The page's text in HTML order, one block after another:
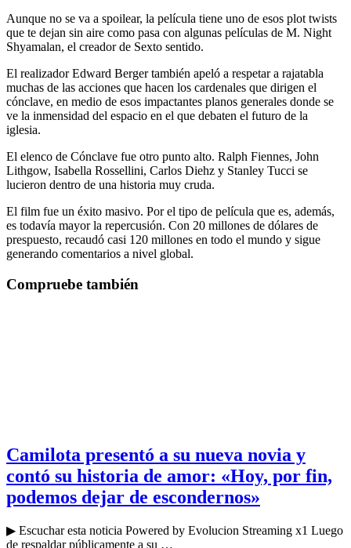
Aunque no se va a spoilear, la película tiene uno de esos plot twists
que te dejan sin aire como pasa con algunas películas de M. Night
Shyamalan, el creador de Sexto sentido.
El realizador Edward Berger también apeló a respetar a rajatabla
muchas de las acciones que hacen los cardenales que dirigen el
cónclave, en medio de esos impactantes planos generales donde se
ve la inmensidad del espacio en el que debaten el futuro de la
iglesia.
El elenco de Cónclave fue otro punto alto. Ralph Fiennes, John
Lithgow, Isabella Rossellini, Carlos Diehz y Stanley Tucci se
lucieron dentro de una historia muy cruda.
El film fue un éxito masivo. Por el tipo de película que es, además,
es todavía mayor la repercusión. Con 20 millones de dólares de
prespuesto, recaudó casi 120 millones en todo el mundo y sigue
generando comentarios a nivel global.
Compruebe también
Camilota presentó a su nueva novia y
contó su historia de amor: «Hoy, por fin,
podemos dejar de escondernos»
▶ Escuchar esta noticia Powered by Evolucion Streaming x1 Luego
de respaldar públicamente a su …